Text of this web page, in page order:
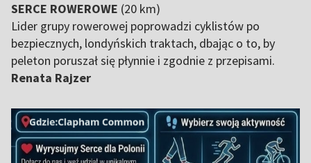
SERCE ROWEROWE (20 km)
Lider grupy rowerowej poprowadzi cyklistów po
bezpiecznych, londyńskich traktach, dbając o to, by
peleton poruszał się płynnie i zgodnie z przepisami.
Renata Rajzer